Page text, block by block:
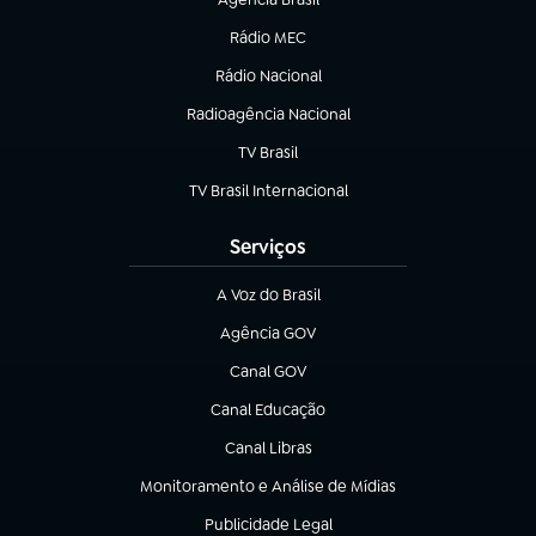
(abre em nova aba)
Rádio MEC
(abre em nova aba)
Rádio Nacional
Radioagência Nacional
(abre em nova aba)
TV Brasil
(abre em nova aba)
TV Brasil Internacional
(abre em nova aba)
Serviços
A Voz do Brasil
(abre em nova aba)
Agência GOV
(abre em nova aba)
Canal GOV
(abre em nova aba)
Canal Educação
(abre em nova aba)
Canal Libras
(abre em nova aba)
Monitoramento e Análise de Mídias
(abre em nova aba)
Publicidade Legal